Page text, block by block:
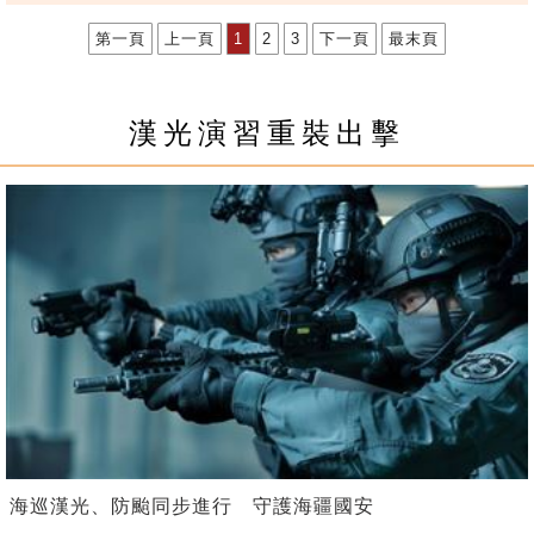
第一頁 上一頁 1 2 3 下一頁 最末頁
漢光演習重裝出擊
海巡漢光、防颱同步進行 守護海疆國安